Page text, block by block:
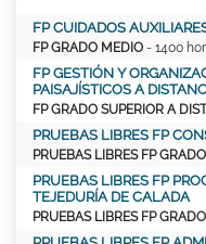
FP CUIDADOS
FP GRADO MEDIO - 1400
FP GESTIÓN Y
PAISAJÍSTICOS A
FP GRADO SUPERIOR A
PRUEBAS LIBRES FP
PRUEBAS LIBRES FP
PRUEBAS LIBRES FP
TEJEDURÍA DE CALADA
PRUEBAS LIBRES FP